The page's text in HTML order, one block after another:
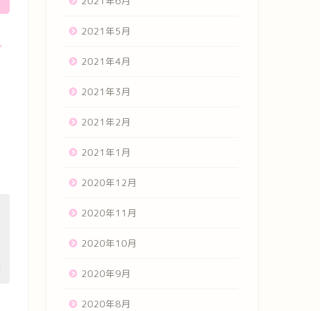
2021年5月
2021年4月
2021年3月
2021年2月
2021年1月
2020年12月
2020年11月
2020年10月
2020年9月
2020年8月